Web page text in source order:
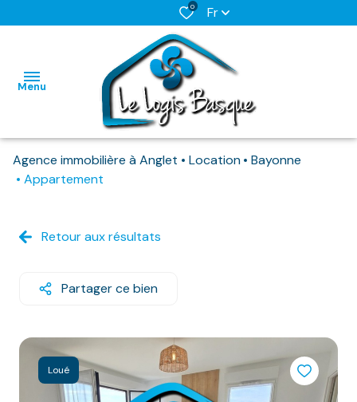
0 Fr
Menu
L'AGENCE
DISPONIBLES
PRO
BIENS
LOUES
PRO
NOS
VILLES
Agence immobilière à Anglet Location
Bayonne
Appartement
Retour aux résultats
Partager ce bien
Loué